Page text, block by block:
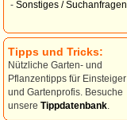
- Sonstiges / Suchanfragen
Tipps und Tricks:
Nützliche Garten- und
Pflanzentipps für Einsteiger
und Gartenprofis. Besuche
unsere Tippdatenbank